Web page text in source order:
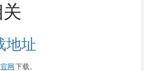
地址
网下载。